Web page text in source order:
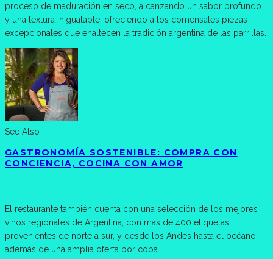
proceso de maduración en seco, alcanzando un sabor profundo
y una textura inigualable, ofreciendo a los comensales piezas
excepcionales que enaltecen la tradición argentina de las parrillas.
See Also
GASTRONOMÍA SOSTENIBLE: COMPRA CON
CONCIENCIA, COCINA CON AMOR
El restaurante también cuenta con una selección de los mejores
vinos regionales de Argentina, con más de 400 etiquetas
provenientes de norte a sur, y desde los Andes hasta el océano,
además de una amplia oferta por copa.